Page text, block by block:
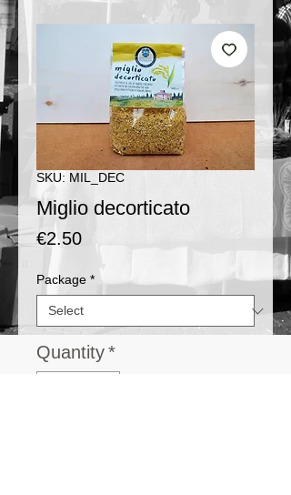
SKU: MIL_DEC
Miglio decorticato
€2.50Price
Package *
Quantity*